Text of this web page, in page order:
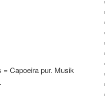
Capoeira pur. Musik